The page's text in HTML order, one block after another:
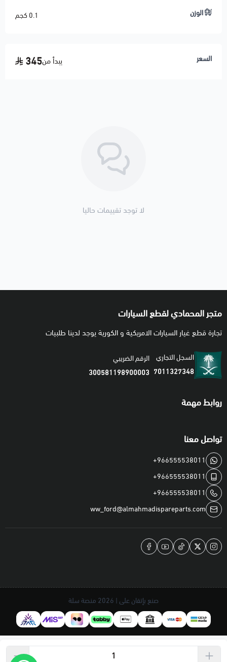
الوزن 0.1 كجم
السعر يبدأ من345
لا توجد تقييمات حاليا
متجر المحمادي لقطع السيارات
تجارة قطع غيار السيارات الامريكية و الكورية يوجد لدينا طلبيات
السجل التجاري
7011327348
الرقم الضريبي
300581198900003
روابط مهمة
تواصل معنا
+966555538011
+966555538011
+966555538011
ww_ford@almahmadispareparts.com
صنع بإتقان على | 2026 منصة سلة